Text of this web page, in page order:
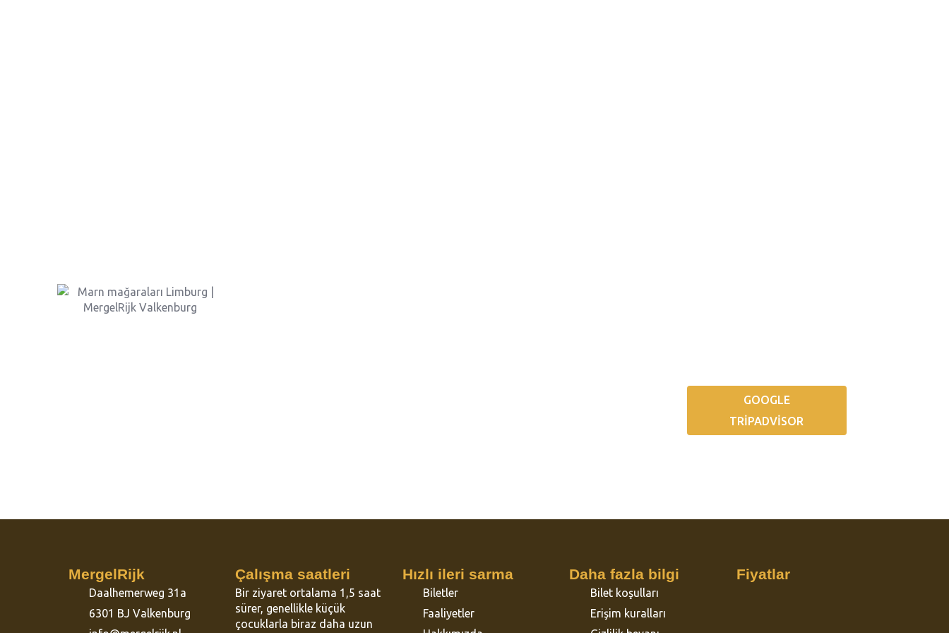
GOOGLE
TRIPADVISOR
MergelRijk
Daalhemerweg 31a
6301 BJ Valkenburg
Çalışma saatleri
Bir ziyaret ortalama 1,5 saat
sürer, genellikle küçük
çocuklarla biraz daha uzun
Hızlı ileri sarma
Biletler
Faaliyetler
Daha fazla bilgi
Bilet koşulları
Erişim kuralları
Fiyatlar